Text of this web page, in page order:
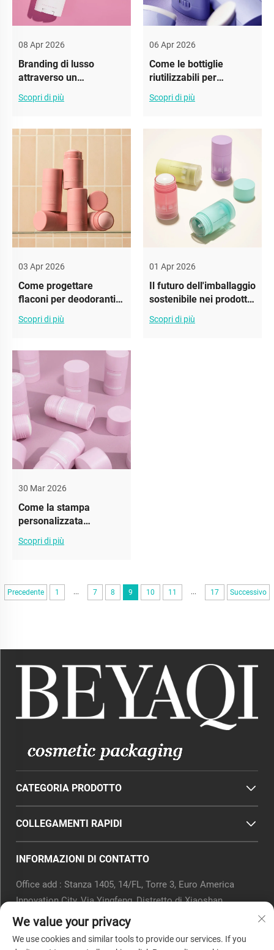
08 Apr 2026
Branding di lusso
attraverso un
imballaggio premium
per deodoranti
Scopri di più
06 Apr 2026
Come le bottiglie
riutilizzabili per
deodoranti riducono i
rifiuti
Scopri di più
03 Apr 2026
Come progettare
flaconi per deodoranti
user-friendly
Scopri di più
01 Apr 2026
Il futuro dell'imballaggio
sostenibile nei prodotti
deodoranti
Scopri di più
30 Mar 2026
Come la stampa
personalizzata
trasforma le bottiglie
per deodoranti
Scopri di più
Precedente 1 ... 7 8 9 10 11 ... 17 Successivo
CATEGORIA PRODOTTO
COLLEGAMENTI RAPIDI
INFORMAZIONI DI CONTATTO
Office add : Stanza 1405, 14/FL, Torre 3, Euro America
Innovation City, Via Yingfeng, Distretto di Xiaoshan,
Hangzhou, Provincia dello Zhejiang, Cina.
[email protected]
We value your privacy
We use cookies and similar tools to provide our services. If you